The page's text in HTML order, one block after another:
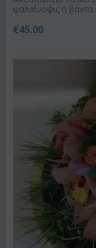
φαλαίνοψις ή
€45.00